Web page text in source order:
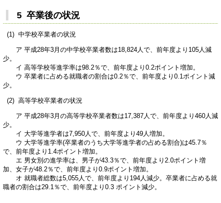
5 卒業後の状況
(1) 中学校卒業者の状況
ア 平成28年3月の中学校卒業者数は18,824人で、前年度より105人減
少。
イ 高等学校等進学率は98.2％で、前年度より0.2ポイント増加。
ウ 卒業者に占める就職者の割合は0.2％で、前年度より0.1ポイント減
少。
(2) 高等学校卒業者の状況
ア 平成28年3月の高等学校卒業者数は17,387人で、前年度より460人減
少。
イ 大学等進学者は7,950人で、前年度より49人増加。
ウ 大学等進学率(卒業者のうち大学等進学者の占める割合)は45.7％
で、前年度より1.4ポイント増加。
エ 男女別の進学率は、男子が43.3％で、前年度より2.0ポイント増
加、女子が48.2％で、前年度より0.9ポイント増加。
オ 就職者総数は5,055人で、前年度より194人減少。卒業者に占める就
職者の割合は29.1％で、前年度より0.3 ポイント減少。